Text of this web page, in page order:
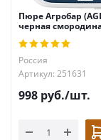
Пюре Агробар
черная
Россия
Артикул: 251631
998 руб./шт.